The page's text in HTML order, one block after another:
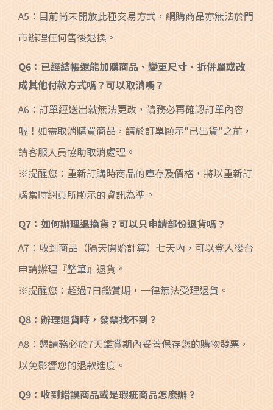
A5：目前尚未開放此種交易方式，網購商品亦無法於門
市辦理任何售後退換。
Q6：已經結帳還能加購商品、變更尺寸、拆併單或改
成其他付款方式嗎？可以取消嗎？
A6：訂單經送出就無法更改，請務必再確認訂單內容
喔！如需取消購買商品，請於訂單顯示"已出貨"之前，
請客服人員協助取消處理。
※提醒您：重新訂購時商品的庫存及價格，將以重新訂
購當時網頁所顯示的資訊為準。
Q7：如何辦理退換貨？可以只申請部份退貨嗎？
A7：收到商品（隔天開始計算）七天內，可以登入後台
申請辦理『整筆』退貨。
※提醒您：超過7日鑑賞期，一律無法受理退貨。
Q8：辦理退貨時，發票找不到？
A8：懇請務必於7天鑑賞期內妥善保存您的購物發票，
以免影響您的退款進度。
Q9：收到錯誤商品或是瑕疵商品怎麼辦？